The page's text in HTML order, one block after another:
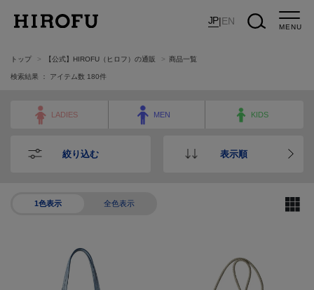
JP|EN
MENU
トップ 【公式】HIROFU（ヒロフ）の通販 商品一覧
検索結果 ： アイテム数 180件
LADIES MEN KIDS
絞り込む 表示順
1色表示 全色表示